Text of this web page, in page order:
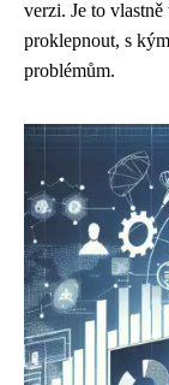
verzi. Je to
proklepnout, s
problémům.